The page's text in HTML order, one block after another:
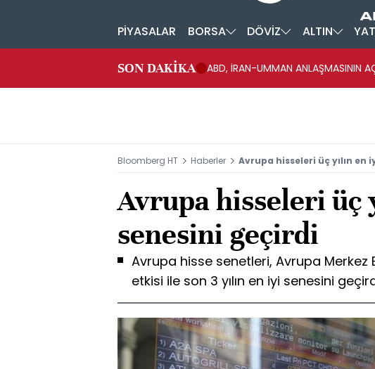
PİYASALAR BORSA DÖVİZ ALTIN
SON DAKİKA ABD, İRAN-UMMAN ANLAŞMASININ
Bloomberg HT Haberler Avrupa hisseleri üç yılın en
Avrupa hisseleri üç
senesini geçirdi
Avrupa hisse senetleri, Avrupa Merkez
etkisi ile son 3 yılın en iyi senesini